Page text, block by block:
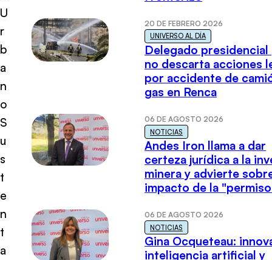
U
r
b
a
n
o
S
u
s
t
e
n
t
a
20 DE FEBRERO 2026
UNIVERSO AL DÍA
Delegado presidencial
no descarta acciones
por accidente de
gas en Renca
06 DE AGOSTO 2026
NOTICIAS
Andes Iron llama a dar
certeza jurídica a la
minera y advierte
impacto de la
06 DE AGOSTO 2026
NOTICIAS
Gina Ocqueteau:
inteligencia artificial y